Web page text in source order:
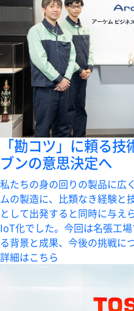
「勘コツ」に頼る
ブンの意思決定へ
私たちの身の回りの製品に広
ムの製造に、比類なき経験と
として出発すると同時に与え
IoT化でした。今回は名張工
る背景と成果、今後の挑戦に
詳細はこちら